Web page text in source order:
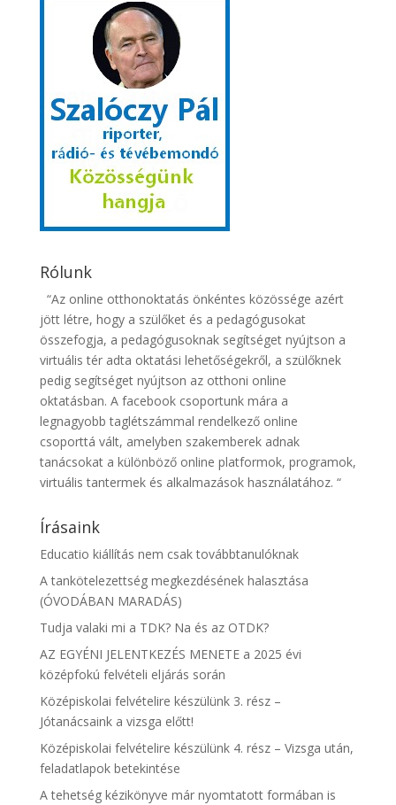
Rólunk
“Az online otthonoktatás önkéntes közössége azért
jött létre, hogy a szülőket és a pedagógusokat
összefogja, a pedagógusoknak segítséget nyújtson a
virtuális tér adta oktatási lehetőségekről, a szülőknek
pedig segítséget nyújtson az otthoni online
oktatásban. A facebook csoportunk mára a
legnagyobb taglétszámmal rendelkező online
csoporttá vált, amelyben szakemberek adnak
tanácsokat a különböző online platformok, programok,
virtuális tantermek és alkalmazások használatához. “
Írásaink
Educatio kiállítás nem csak továbbtanulóknak
A tankötelezettség megkezdésének halasztása
(ÓVODÁBAN MARADÁS)
Tudja valaki mi a TDK? Na és az OTDK?
AZ EGYÉNI JELENTKEZÉS MENETE a 2025 évi
középfokú felvételi eljárás során
Középiskolai felvételire készülünk 3. rész –
Jótanácsaink a vizsga előtt!
Középiskolai felvételire készülünk 4. rész – Vizsga után,
feladatlapok betekintése
A tehetség kézikönyve már nyomtatott formában is